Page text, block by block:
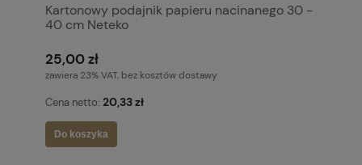
Kartonowy podajnik papieru nacinanego 30 -
40 cm Neteko
25,00 zł
zawiera 23% VAT, bez kosztów dostawy
Cena netto: 20,33 zł
Do koszyka